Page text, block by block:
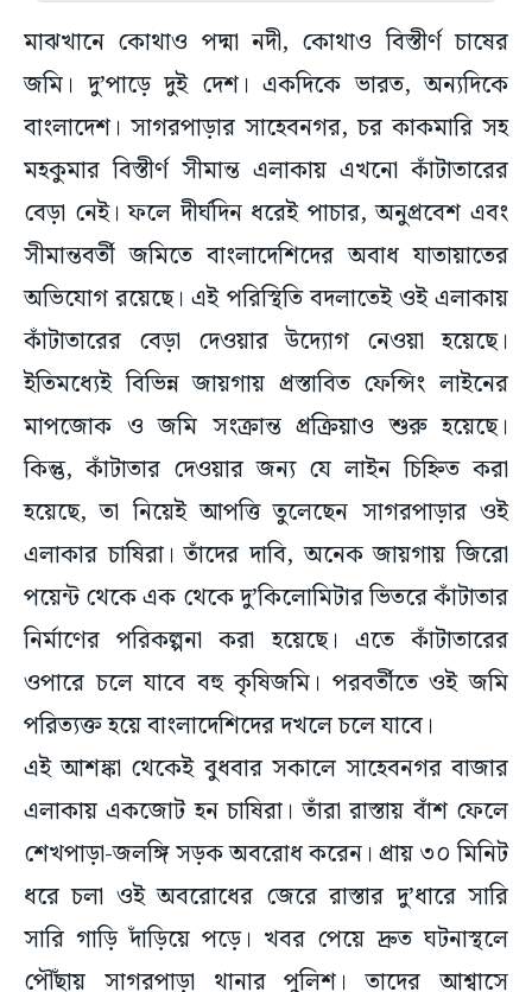
মাঝখানে কোথাও পদ্মা নদী, কোথাও বিস্তীর্ণ চাষের
জমি। দু’পাড়ে দুই দেশ। একদিকে ভারত, অন্যদিকে
বাংলাদেশ। সাগরপাড়ার সাহেবনগর, চর কাকমারি সহ
মহকুমার বিস্তীর্ণ সীমান্ত এলাকায় এখনো কাঁটাতারের
বেড়া নেই। ফলে দীর্ঘদিন ধরেই পাচার, অনুপ্রবেশ এবং
সীমান্তবর্তী জমিতে বাংলাদেশিদের অবাধ যাতায়াতের
অভিযোগ রয়েছে। এই পরিস্থিতি বদলাতেই ওই এলাকায়
কাঁটাতারের বেড়া দেওয়ার উদ্যোগ নেওয়া হয়েছে।
ইতিমধ্যেই বিভিন্ন জায়গায় প্রস্তাবিত ফেন্সিং লাইনের
মাপজোক ও জমি সংক্রান্ত প্রক্রিয়াও শুরু হয়েছে।
কিন্তু, কাঁটাতার দেওয়ার জন্য যে লাইন চিহ্নিত করা
হয়েছে, তা নিয়েই আপত্তি তুলেছেন সাগরপাড়ার ওই
এলাকার চাষিরা। তাঁদের দাবি, অনেক জায়গায় জিরো
পয়েন্ট থেকে এক থেকে দু’কিলোমিটার ভিতরে কাঁটাতার
নির্মাণের পরিকল্পনা করা হয়েছে। এতে কাঁটাতারের
ওপারে চলে যাবে বহু কৃষিজমি। পরবর্তীতে ওই জমি
পরিত্যক্ত হয়ে বাংলাদেশিদের দখলে চলে যাবে।
এই আশঙ্কা থেকেই বুধবার সকালে সাহেবনগর বাজার
এলাকায় একজোট হন চাষিরা। তাঁরা রাস্তায় বাঁশ ফেলে
শেখপাড়া-জলঙ্গি সড়ক অবরোধ করেন। প্রায় ৩০ মিনিট
ধরে চলা ওই অবরোধের জেরে রাস্তার দু’ধারে সারি
সারি গাড়ি দাঁড়িয়ে পড়ে। খবর পেয়ে দ্রুত ঘটনাস্থলে
পৌঁছায় সাগরপাড়া থানার পুলিশ। তাদের আশ্বাসে